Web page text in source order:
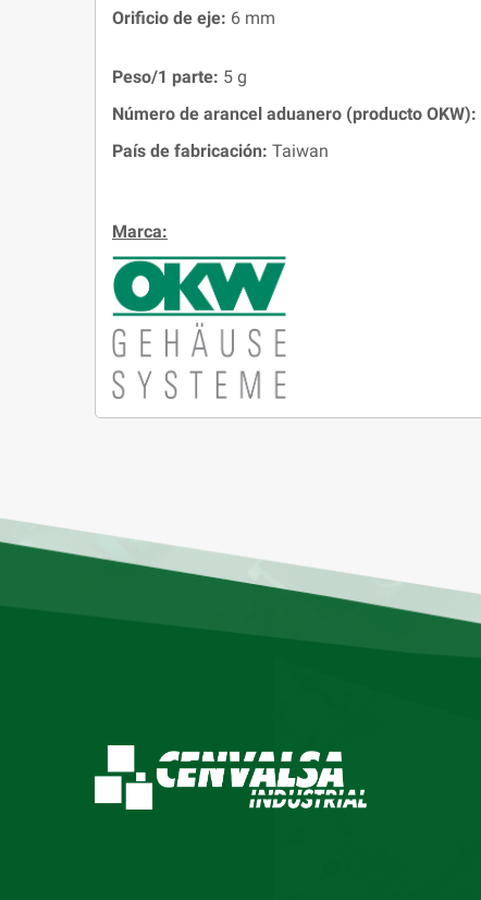
Orificio de eje: 6 mm
Peso/1 parte: 5 g
Número de arancel aduanero (producto OKW):
País de fabricación: Taiwan
Marca: